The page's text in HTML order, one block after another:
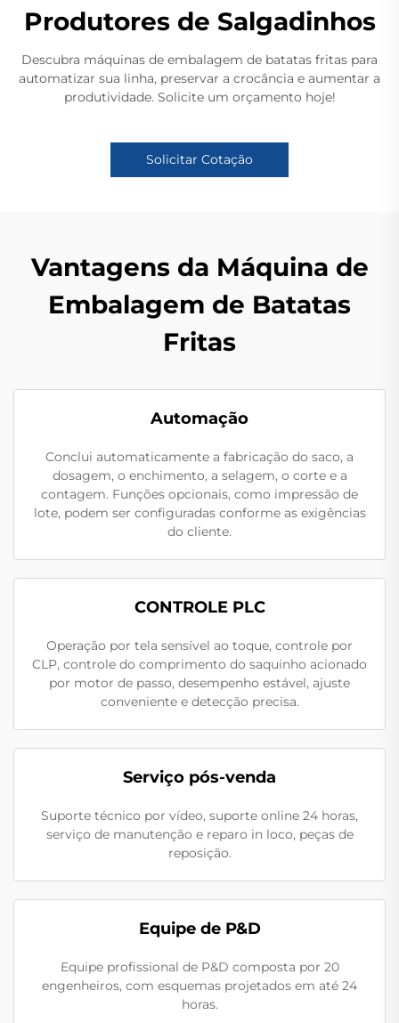
Produtores de Salgadinhos
Descubra máquinas de embalagem de batatas fritas para
automatizar sua linha, preservar a crocância e aumentar a
produtividade. Solicite um orçamento hoje!
Solicitar Cotação
Vantagens da Máquina de
Embalagem de Batatas
Fritas
Automação
Conclui automaticamente a fabricação do saco, a
dosagem, o enchimento, a selagem, o corte e a
contagem. Funções opcionais, como impressão de
lote, podem ser configuradas conforme as exigências
do cliente.
CONTROLE PLC
Operação por tela sensível ao toque, controle por
CLP, controle do comprimento do saquinho acionado
por motor de passo, desempenho estável, ajuste
conveniente e detecção precisa.
Serviço pós-venda
Suporte técnico por vídeo, suporte online 24 horas,
serviço de manutenção e reparo in loco, peças de
reposição.
Equipe de P&D
Equipe profissional de P&D composta por 20
engenheiros, com esquemas projetados em até 24
horas.